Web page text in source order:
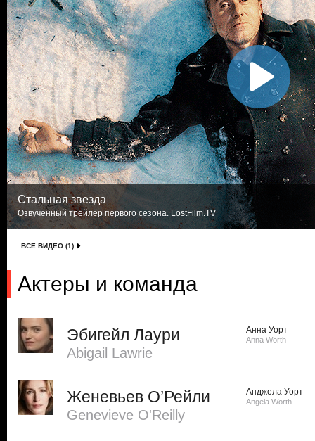
Стальная звезда
Озвученный трейлер первого сезона. LostFilm.TV
ВСЕ ВИДЕО (1)
Актеры и команда
Эбигейл Лаури
Abigail Lawrie
Анна Уорт
Anna Worth
Женевьев О’Рейли
Genevieve O'Reilly
Анджела Уорт
Angela Worth